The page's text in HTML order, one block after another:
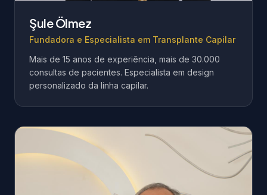
Şule Ölmez
Fundadora e Especialista em Transplante Capilar
Mais de 15 anos de experiência, mais de 30.000
consultas de pacientes. Especialista em design
personalizado da linha capilar.